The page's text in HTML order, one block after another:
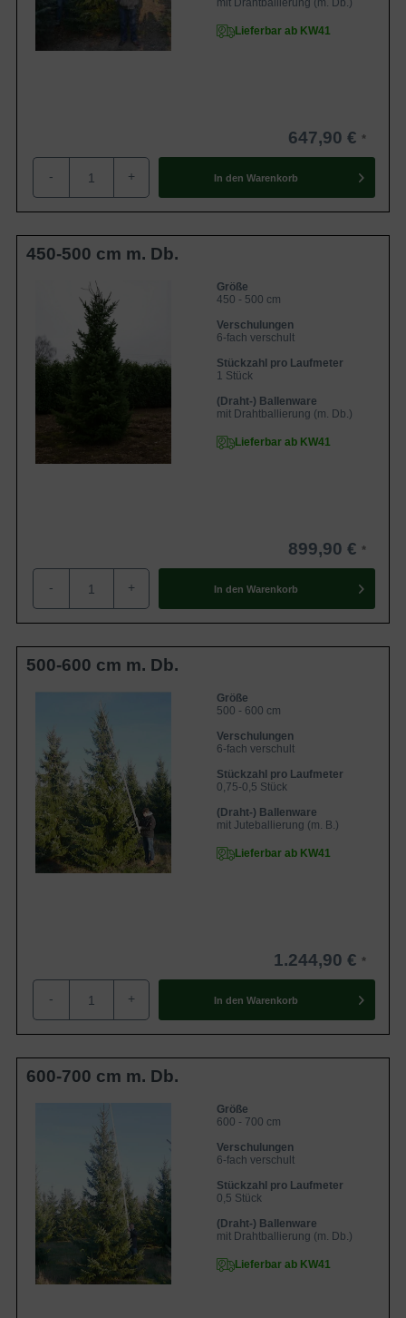
mit Drahtballierung (m. Db.)
Lieferbar ab KW41
647,90 €
- + In den Warenkorb
450-500 cm m. Db.
Größe
450 - 500 cm
Verschulungen
6-fach verschult
Stückzahl pro Laufmeter
1 Stück
(Draht-) Ballenware
mit Drahtballierung (m. Db.)
Lieferbar ab KW41
899,90 €
- + In den Warenkorb
500-600 cm m. Db.
Größe
500 - 600 cm
Verschulungen
6-fach verschult
Stückzahl pro Laufmeter
0,75-0,5 Stück
(Draht-) Ballenware
mit Juteballierung (m. B.)
Lieferbar ab KW41
1.244,90 €
- + In den Warenkorb
600-700 cm m. Db.
Größe
600 - 700 cm
Verschulungen
6-fach verschult
Stückzahl pro Laufmeter
0,5 Stück
(Draht-) Ballenware
mit Drahtballierung (m. Db.)
Lieferbar ab KW41